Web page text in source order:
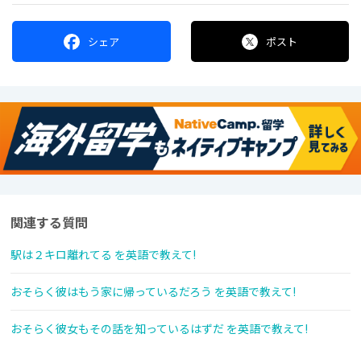
シェア ポスト
関連する質問
駅は２キロ離れてる を英語で教えて!
おそらく彼はもう家に帰っているだろう を英語で教えて!
おそらく彼女もその話を知っているはずだ を英語で教えて!